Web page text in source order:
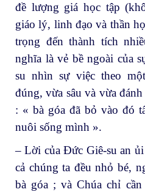
đề lượng giá học tập
giáo lý, linh đạo và thần
trọng đến thành tích
nghĩa là vẻ bề ngoài của
su nhìn sự việc theo
đúng, vừa sâu và vừa
: « bà góa đã bỏ vào đó
nuôi sống mình ».
– Lời của Đức Giê-su an
cả chúng ta đều nhỏ bé,
bà góa ; và Chúa chỉ